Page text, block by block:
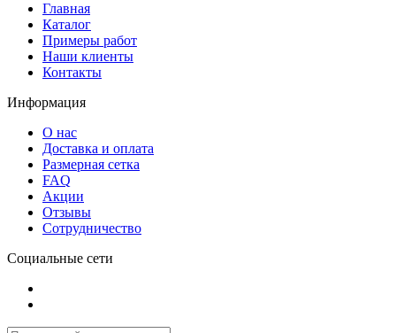
Главная
Каталог
Примеры работ
Наши клиенты
Контакты
Информация
О нас
Доставка и оплата
Размерная сетка
FAQ
Акции
Отзывы
Сотрудничество
Социальные сети